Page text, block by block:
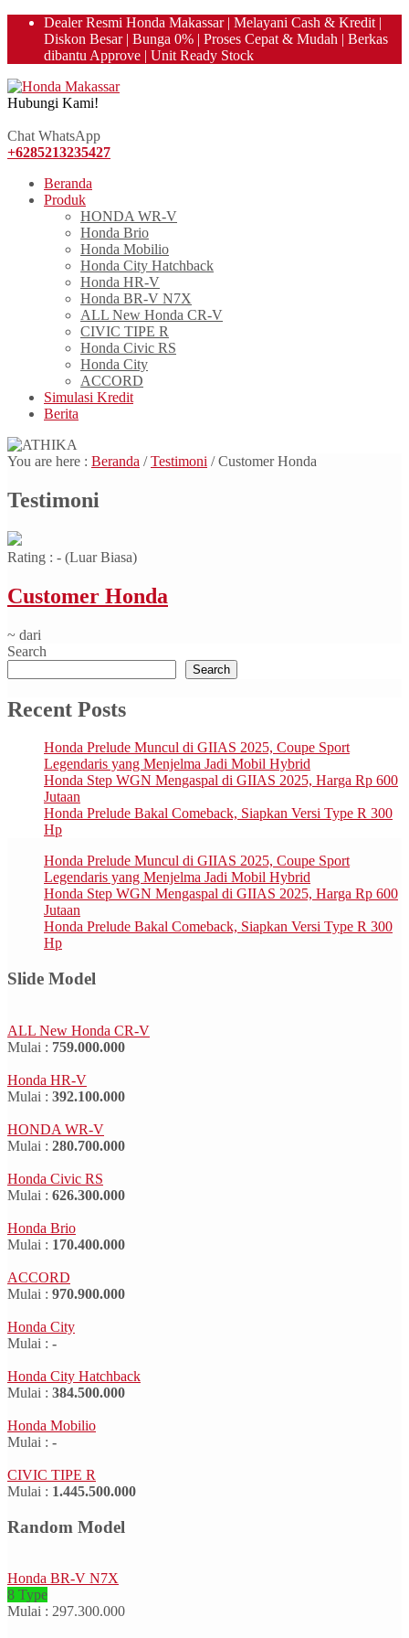
Dealer Resmi Honda Makassar | Melayani Cash & Kredit |
Diskon Besar | Bunga 0% | Proses Cepat & Mudah | Berkas
dibantu Approve | Unit Ready Stock
Hubungi Kami!
Chat WhatsApp
+6285213235427
Beranda
Produk
HONDA WR-V
Honda Brio
Honda Mobilio
Honda City Hatchback
Honda HR-V
Honda BR-V N7X
ALL New Honda CR-V
CIVIC TIPE R
Honda Civic RS
Honda City
ACCORD
Simulasi Kredit
Berita
You are here : Beranda /Testimoni /Customer Honda
Testimoni
Rating : - (Luar Biasa)
Customer Honda
~ dari
Search
Search
Recent Posts
Honda Prelude Muncul di GIIAS 2025, Coupe Sport
Legendaris yang Menjelma Jadi Mobil Hybrid
Honda Step WGN Mengaspal di GIIAS 2025, Harga Rp 600
Jutaan
Honda Prelude Bakal Comeback, Siapkan Versi Type R 300
Hp
Honda Prelude Muncul di GIIAS 2025, Coupe Sport
Legendaris yang Menjelma Jadi Mobil Hybrid
Honda Step WGN Mengaspal di GIIAS 2025, Harga Rp 600
Jutaan
Honda Prelude Bakal Comeback, Siapkan Versi Type R 300
Hp
Slide Model
ALL New Honda CR-V
Mulai : 759.000.000
Honda HR-V
Mulai : 392.100.000
HONDA WR-V
Mulai : 280.700.000
Honda Civic RS
Mulai : 626.300.000
Honda Brio
Mulai : 170.400.000
ACCORD
Mulai : 970.900.000
Honda City
Mulai : -
Honda City Hatchback
Mulai : 384.500.000
Honda Mobilio
Mulai : -
CIVIC TIPE R
Mulai : 1.445.500.000
Random Model
Honda BR-V N7X
8 Type
Mulai : 297.300.000